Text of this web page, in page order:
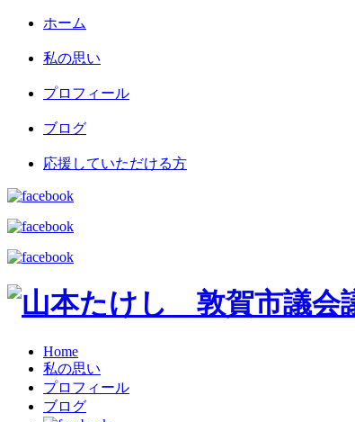
ホーム
私の思い
プロフィール
ブログ
応援していただける方
Home
私の思い
プロフィール
ブログ